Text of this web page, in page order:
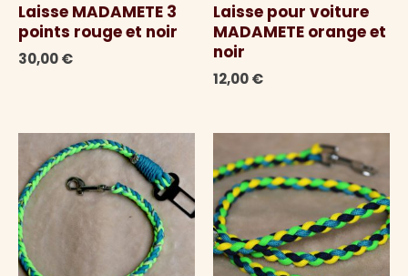
Laisse MADAMETE 3
points rouge et noir
30,00€
Laisse pour voiture
MADAMETE orange et
noir
12,00€